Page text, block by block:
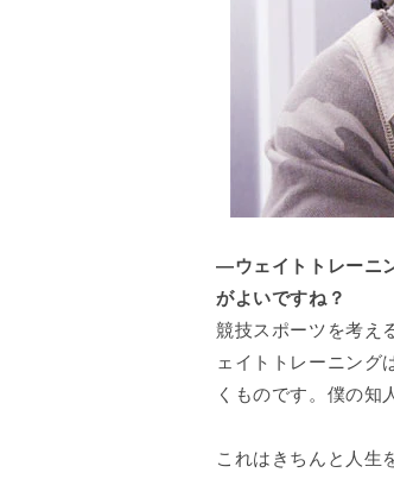
—ウェイトトレーニ
がよいですね？
競技スポーツを考え
ェイトトレーニング
くものです。僕の知
これはきちんと人生